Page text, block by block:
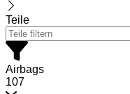
Teile
Airbags
107